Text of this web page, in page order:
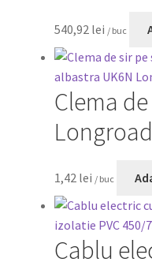
540,92 lei / buc
Clema
Longroad
1,42 lei / buc
Cablu